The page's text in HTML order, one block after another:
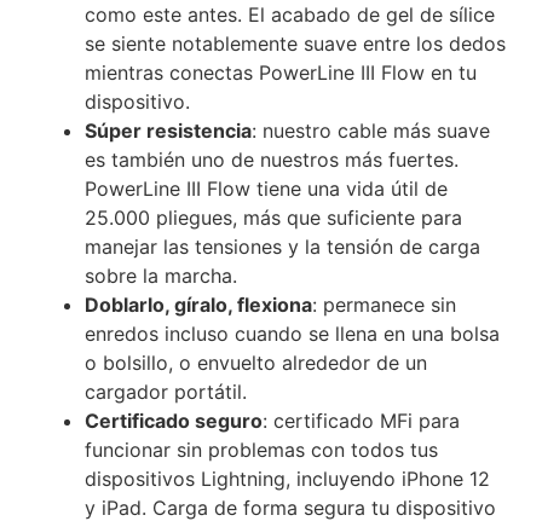
como este antes. El acabado de gel de sílice
se siente notablemente suave entre los dedos
mientras conectas PowerLine III Flow en tu
dispositivo.
Súper resistencia: nuestro cable más suave
es también uno de nuestros más fuertes.
PowerLine III Flow tiene una vida útil de
25.000 pliegues, más que suficiente para
manejar las tensiones y la tensión de carga
sobre la marcha.
Doblarlo, gíralo, flexiona: permanece sin
enredos incluso cuando se llena en una bolsa
o bolsillo, o envuelto alrededor de un
cargador portátil.
Certificado seguro: certificado MFi para
funcionar sin problemas con todos tus
dispositivos Lightning, incluyendo iPhone 12
y iPad. Carga de forma segura tu dispositivo